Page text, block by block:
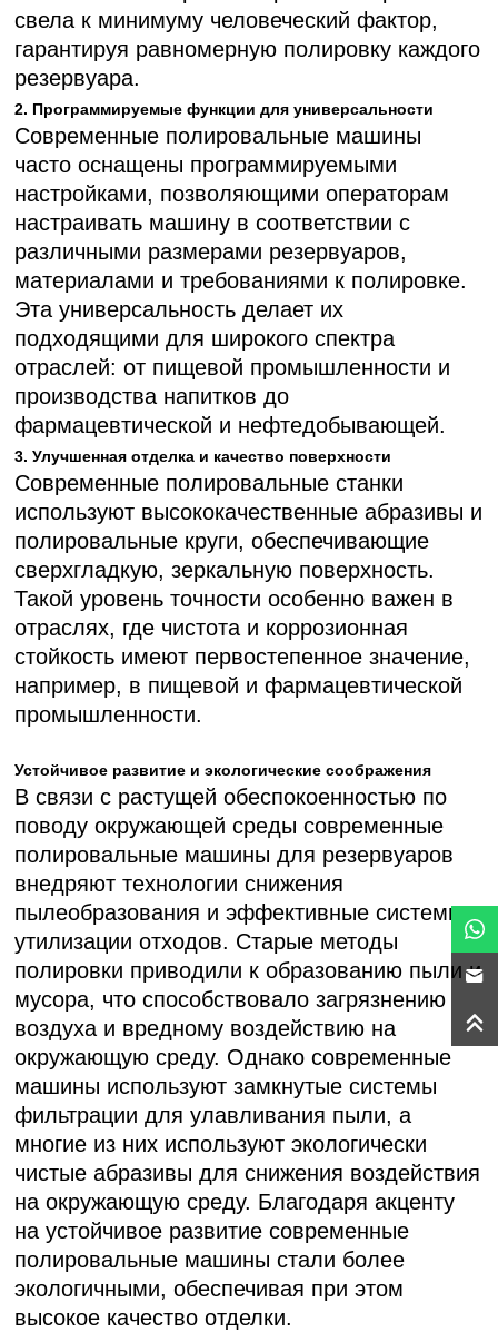
свела к минимуму человеческий фактор,
гарантируя равномерную полировку каждого
резервуара.
2. Программируемые функции для универсальности
Современные полировальные машины
часто оснащены программируемыми
настройками, позволяющими операторам
настраивать машину в соответствии с
различными размерами резервуаров,
материалами и требованиями к полировке.
Эта универсальность делает их
подходящими для широкого спектра
отраслей: от пищевой промышленности и
производства напитков до
фармацевтической и нефтедобывающей.
3. Улучшенная отделка и качество поверхности
Современные полировальные станки
используют высококачественные абразивы и
полировальные круги, обеспечивающие
сверхгладкую, зеркальную поверхность.
Такой уровень точности особенно важен в
отраслях, где чистота и коррозионная
стойкость имеют первостепенное значение,
например, в пищевой и фармацевтической
промышленности.
Устойчивое развитие и экологические соображения
В связи с растущей обеспокоенностью по
поводу окружающей среды современные
полировальные машины для резервуаров
внедряют технологии снижения
пылеобразования и эффективные системы
утилизации отходов. Старые методы
полировки приводили к образованию пыли и
мусора, что способствовало загрязнению
воздуха и вредному воздействию на
окружающую среду. Однако современные
машины используют замкнутые системы
фильтрации для улавливания пыли, а
многие из них используют экологически
чистые абразивы для снижения воздействия
на окружающую среду. Благодаря акценту
на устойчивое развитие современные
полировальные машины стали более
экологичными, обеспечивая при этом
высокое качество отделки.